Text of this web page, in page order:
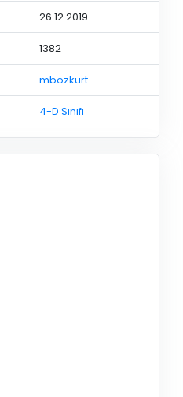
26.12.2019
1382
mbozkurt
4-D Sınıfı